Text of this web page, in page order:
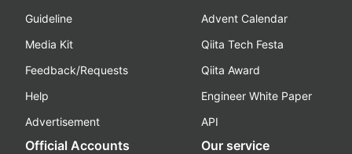
Guideline
Media Kit
Feedback/Requests
Help
Advertisement
Advent Calendar
Qiita Tech Festa
Qiita Award
Engineer White Paper
API
Official Accounts Our service